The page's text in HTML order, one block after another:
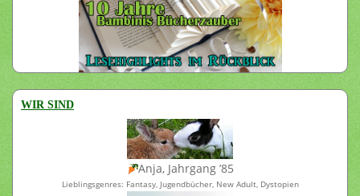
WIR SIND
Anja, Jahrgang ’85
Lieblingsgenres: Fantasy, Jugendbücher, New Adult, Dystopien